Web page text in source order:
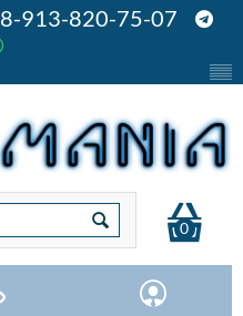
8-913-820-75-07
0